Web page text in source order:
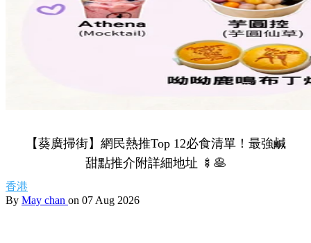
【葵廣掃街】網民熱推Top 12必食清單！最強鹹
甜點推介附詳細地址 🍢🥞
香港
By May chan on 07 Aug 2026